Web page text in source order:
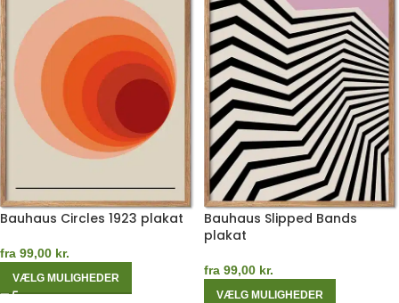
Bauhaus Circles 1923 plakat
fra 99,00 kr.
VÆLG MULIGHEDER
Bauhaus Slipped Bands
plakat
fra 99,00 kr.
VÆLG MULIGHEDER